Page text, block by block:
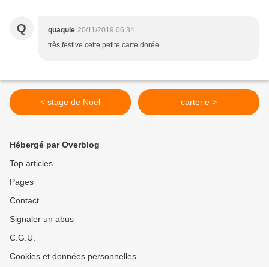
Q quaquie 20/11/2019 06:34
très festive cette petite carte dorée
< stage de Noël carterie >
Hébergé par Overblog
Top articles
Pages
Contact
Signaler un abus
C.G.U.
Cookies et données personnelles